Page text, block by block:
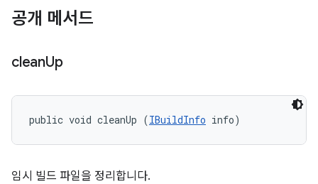
공개 메서드
cleanUp
public void cleanUp (IBuildInfo info)
임시 빌드 파일을 정리합니다.